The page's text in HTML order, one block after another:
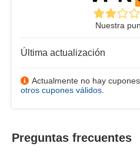
Nuestra
Última actualización
Actualmente no hay
otros cupones válidos
Preguntas frecuentes